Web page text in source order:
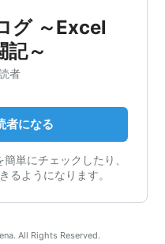
グ ～Excel
記～
者
者になる
単にチェックしたり、
るようになります。
All Rights Reserved.